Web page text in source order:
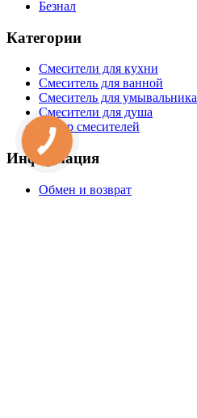
Безнал
Категории
Смесители для кухни
Смеситель для ванной
Смеситель для умывальника
Смесители для душа
Набор смесителей
Информация
Обмен и возврат